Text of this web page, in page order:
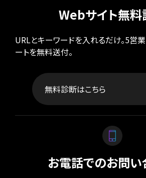
Webサイト無料
URLとキーワードを入れるだけ。5営
ートを無料送付。
無料診断はこちら
お電話でのお問い